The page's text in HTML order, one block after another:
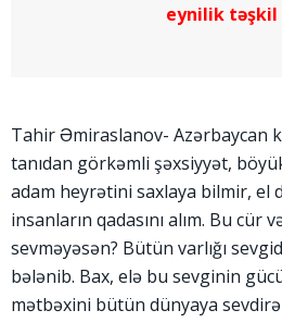
eynilik təşkil
Tahir Əmiraslanov- Azərbaycan
tanıdan görkəmli şəxsiyyət,
adam heyrətini saxlaya bilmir, el
insanların qadasını alım. Bu cür
sevməyəsən? Bütün varlığı
bələnib. Bax, elə bu sevginin
mətbəxini bütün dünyaya